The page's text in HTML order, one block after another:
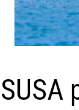
SUSA